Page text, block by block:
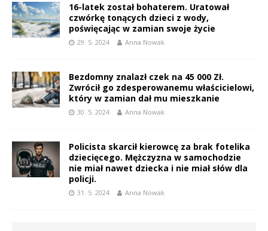
16-latek został bohaterem. Uratował
czwórkę tonących dzieci z wody,
poświęcając w zamian swoje życie
29. 5. 2024 Anna Nowak
Bezdomny znalazł czek na 45 000 Zł.
Zwrócił go zdesperowanemu właścicielowi,
który w zamian dał mu mieszkanie
30. 5. 2024 Anna Nowak
Policista skarcił kierowcę za brak fotelika
dziecięcego. Mężczyzna w samochodzie
nie miał nawet dziecka i nie miał słów dla
policji.
31. 5. 2024 Anna Nowak